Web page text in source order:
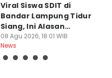
Viral Siswa SDIT di
Bandar Lampung Tidur
Siang, Ini Alasan
Sekolah
08 Agu 2026, 18:01 WIB
News